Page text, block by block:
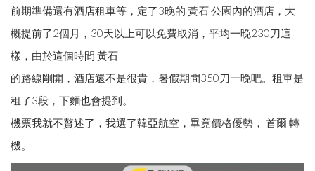
前期準備還有酒店租車等，定了3晚的 黃石 公園內的酒店，大
概提前了2個月，30天以上可以免費取消，平均一晚230刀這
樣，由於這個時間 黃石
的路線剛開，酒店還不是很貴，暑假期間350刀一晚吧。租車是
租了3段，下麵也會提到。
機票我就不贅述了，我選了韓亞航空，畢竟價格優勢， 首爾 轉
機。